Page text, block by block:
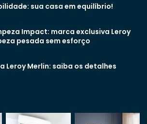
sua casa em equilíbrio!
Impact: marca exclusiva Leroy
pesada sem esforço
Leroy Merlin: saiba os detalhes